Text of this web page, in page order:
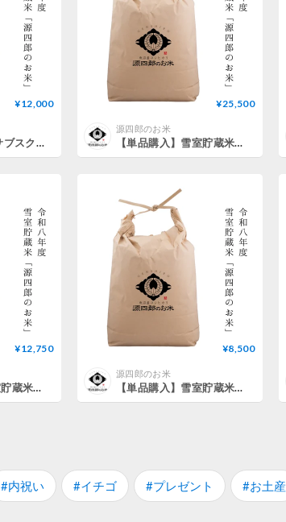
¥12,000
【2ヶ月に1回／サブスク】雪室貯蔵米「源四郎のお米」（新米15kg）
¥25,500
源四郎のお米
【単品購入】雪室貯蔵米「源四郎のお米」（新米30kg）
¥12,750
【単品購入】雪室貯蔵米「源四郎のお米」（新米15kg）
¥8,500
源四郎のお米
【単品購入】雪室貯蔵米「源四郎のお米」（新米10kg）
#内祝い #イチゴ #プレゼント #お土産